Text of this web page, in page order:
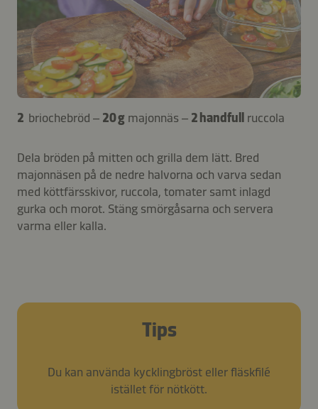
2 briochebröd – 20 g majonnäs – 2 handfull ruccola
Dela bröden på mitten och grilla dem lätt. Bred
majonnäsen på de nedre halvorna och varva sedan
med köttfärsskivor, ruccola, tomater samt inlagd
gurka och morot. Stäng smörgåsarna och servera
varma eller kalla.
Tips
Du kan använda kycklingbröst eller fläskfilé
istället för nötkött.